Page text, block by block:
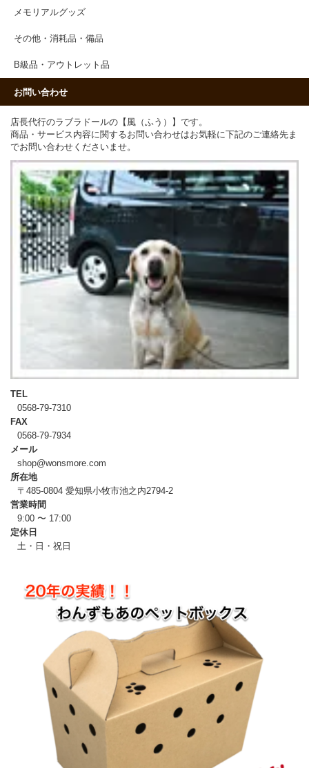
メモリアルグッズ
その他・消耗品・備品
B級品・アウトレット品
お問い合わせ
店長代行のラブラドールの【風（ふう）】です。
商品・サービス内容に関するお問い合わせはお気軽に下記のご連絡先ま
でお問い合わせくださいませ。
TEL
0568-79-7310
FAX
0568-79-7934
メール
shop@wonsmore.com
所在地
〒485-0804 愛知県小牧市池之内2794-2
営業時間
9:00 〜 17:00
定休日
土・日・祝日